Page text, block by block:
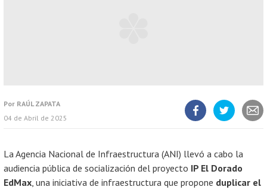
Por RAÚL ZAPATA
04 de Abril de 2025
La Agencia Nacional de Infraestructura (ANI) llevó a cabo la
audiencia pública de socialización del proyecto IP El Dorado
EdMax, una iniciativa de infraestructura que propone duplicar el